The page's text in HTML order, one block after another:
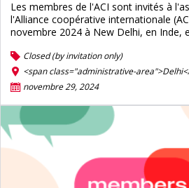
Les membres de l'ACI sont invités à
l'Alliance coopérative internationale
novembre 2024 à New Delhi, en Inde,
Closed (by invitation only)
<span class="administrative-
novembre 29, 2024